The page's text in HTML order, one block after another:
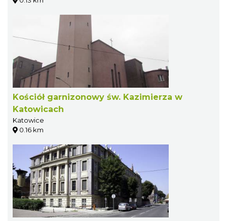
Kościół garnizonowy św. Kazimierza w
Katowicach
Katowice
0.16 km